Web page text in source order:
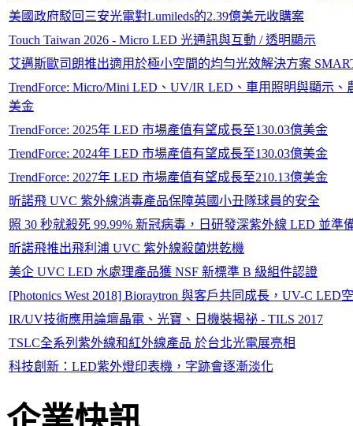
美國政府駁回三安光電對Lumileds的2.39億美元收購案
Touch Taiwan 2026 - Micro LED 光通訊與互動 / 透明顯示
艾邁斯歐司朗推出適用於極小空間的均勻光效解決方案
TrendForce: Micro/Mini LED、UV/IR LED、車用照明與顯示
美金
TrendForce: 2025年 LED 市場產值有望成長至130.03億美金
TrendForce: 2024年 LED 市場產值有望成長至130.03億美金
TrendForce: 2027年 LED 市場產值有望成長至210.13億美金
昕諾飛 UVC 紫外線消毒產品保障英國小丑隊球員的安全
照 30 秒就殺死 99.99% 新冠病毒，日研發深紫外線 LED 並準
昕諾飛推出飛利浦 UVC 紫外線殺菌烘乾機
美企 UVC LED 水處理產品獲 NSF 新標準 B 級組件認證
[Photonics West 2018] Bioraytron 與客戶共同成長，UV-C LED
IR/UV技術應用論壇晶電、光寶、日機裝揭祕 - TILS 2017
TSLC全系列紫外線和紅外線產品 於台北光電展亮相
科技創新：LED紫外燈印表機，字跡會逐漸淡化